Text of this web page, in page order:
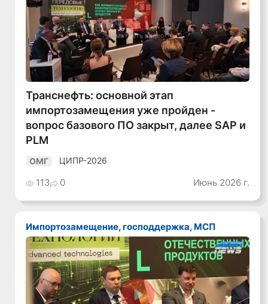
Смотреть видео
Транснефть: основной этап
импортозамещения уже пройден -
вопрос базового ПО закрыт, далее SAP и
PLM
ОМГ ЦИПР-2026
113 0 Июнь 2026 г.
Импортозамещение, господдержка, МСП